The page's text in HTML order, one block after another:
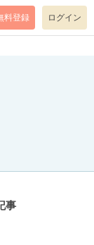
level=notice
料登録 ログイン
事